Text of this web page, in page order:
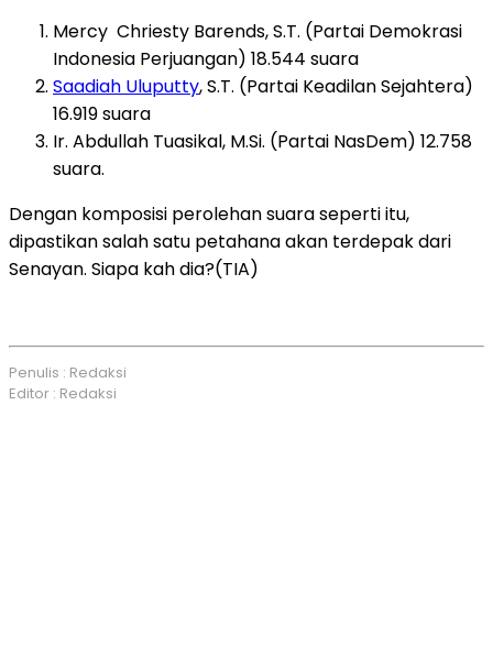
Mercy Chriesty Barends, S.T. (Partai Demokrasi
Indonesia Perjuangan) 18.544 suara
Saadiah Uluputty, S.T. (Partai Keadilan Sejahtera)
16.919 suara
Ir. Abdullah Tuasikal, M.Si. (Partai NasDem) 12.758
suara.
Dengan komposisi perolehan suara seperti itu,
dipastikan salah satu petahana akan terdepak dari
Senayan. Siapa kah dia?(TIA)
Penulis : Redaksi
Editor : Redaksi